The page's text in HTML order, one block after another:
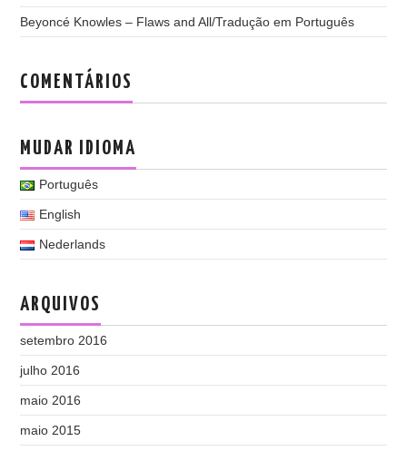
Beyoncé Knowles – Flaws and All/Tradução em Português
COMENTÁRIOS
MUDAR IDIOMA
Português
English
Nederlands
ARQUIVOS
setembro 2016
julho 2016
maio 2016
maio 2015